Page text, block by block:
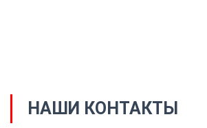
НАШИ КОНТАКТЫ